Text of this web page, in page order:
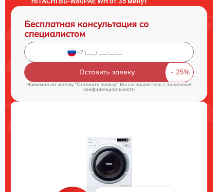
Бесплатная консультация со
специалистом
Оставить заявку
Нажимая на кнопку "Оставить заявку" Вы соглашаетесь cполитикой
конфиденциальности